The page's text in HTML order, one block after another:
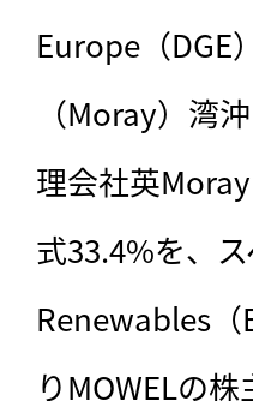
Europe（DGE
（Moray）湾
理会社英
式33.4%を、
Renewables（
りMOWELの